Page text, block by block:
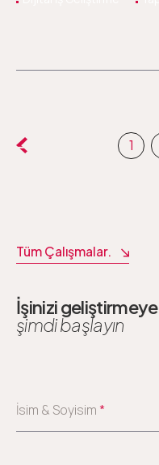
1
Tüm Çalışmalar.
İşinizi geliştirmeye
şimdi başlayın
İsim & Soyisim *